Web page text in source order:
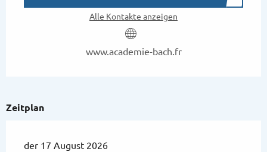
Alle Kontakte anzeigen
www.academie-bach.fr
Zeitplan
der 17 August 2026